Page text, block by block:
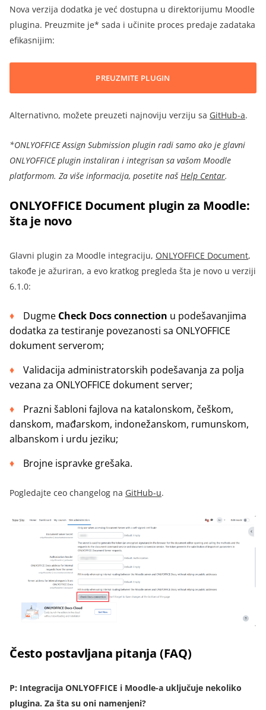
Nova verzija dodatka je već dostupna u direktorijumu Moodle
plugina. Preuzmite je* sada i učinite proces predaje zadataka
efikasnijim:
PREUZMITE PLUGIN
Alternativno, možete preuzeti najnoviju verziju sa GitHub-a.
*ONLYOFFICE Assign Submission plugin radi samo ako je glavni
ONLYOFFICE plugin instaliran i integrisan sa vašom Moodle
platformom. Za više informacija, posetite naš Help Centar.
ONLYOFFICE Document plugin za Moodle:
šta je novo
Glavni plugin za Moodle integraciju, ONLYOFFICE Document,
takođe je ažuriran, a evo kratkog pregleda šta je novo u verziji
6.1.0:
Dugme Check Docs connection u podešavanjima
dodatka za testiranje povezanosti sa ONLYOFFICE
dokument serverom;
Validacija administratorskih podešavanja za polja
vezana za ONLYOFFICE dokument server;
Prazni šabloni fajlova na katalonskom, češkom,
danskom, mađarskom, indonežanskom, rumunskom,
albanskom i urdu jeziku;
Brojne ispravke grešaka.
Pogledajte ceo changelog na GitHub-u.
Često postavljana pitanja (FAQ)
P: Integracija ONLYOFFICE i Moodle-a uključuje nekoliko
plugina. Za šta su oni namenjeni?